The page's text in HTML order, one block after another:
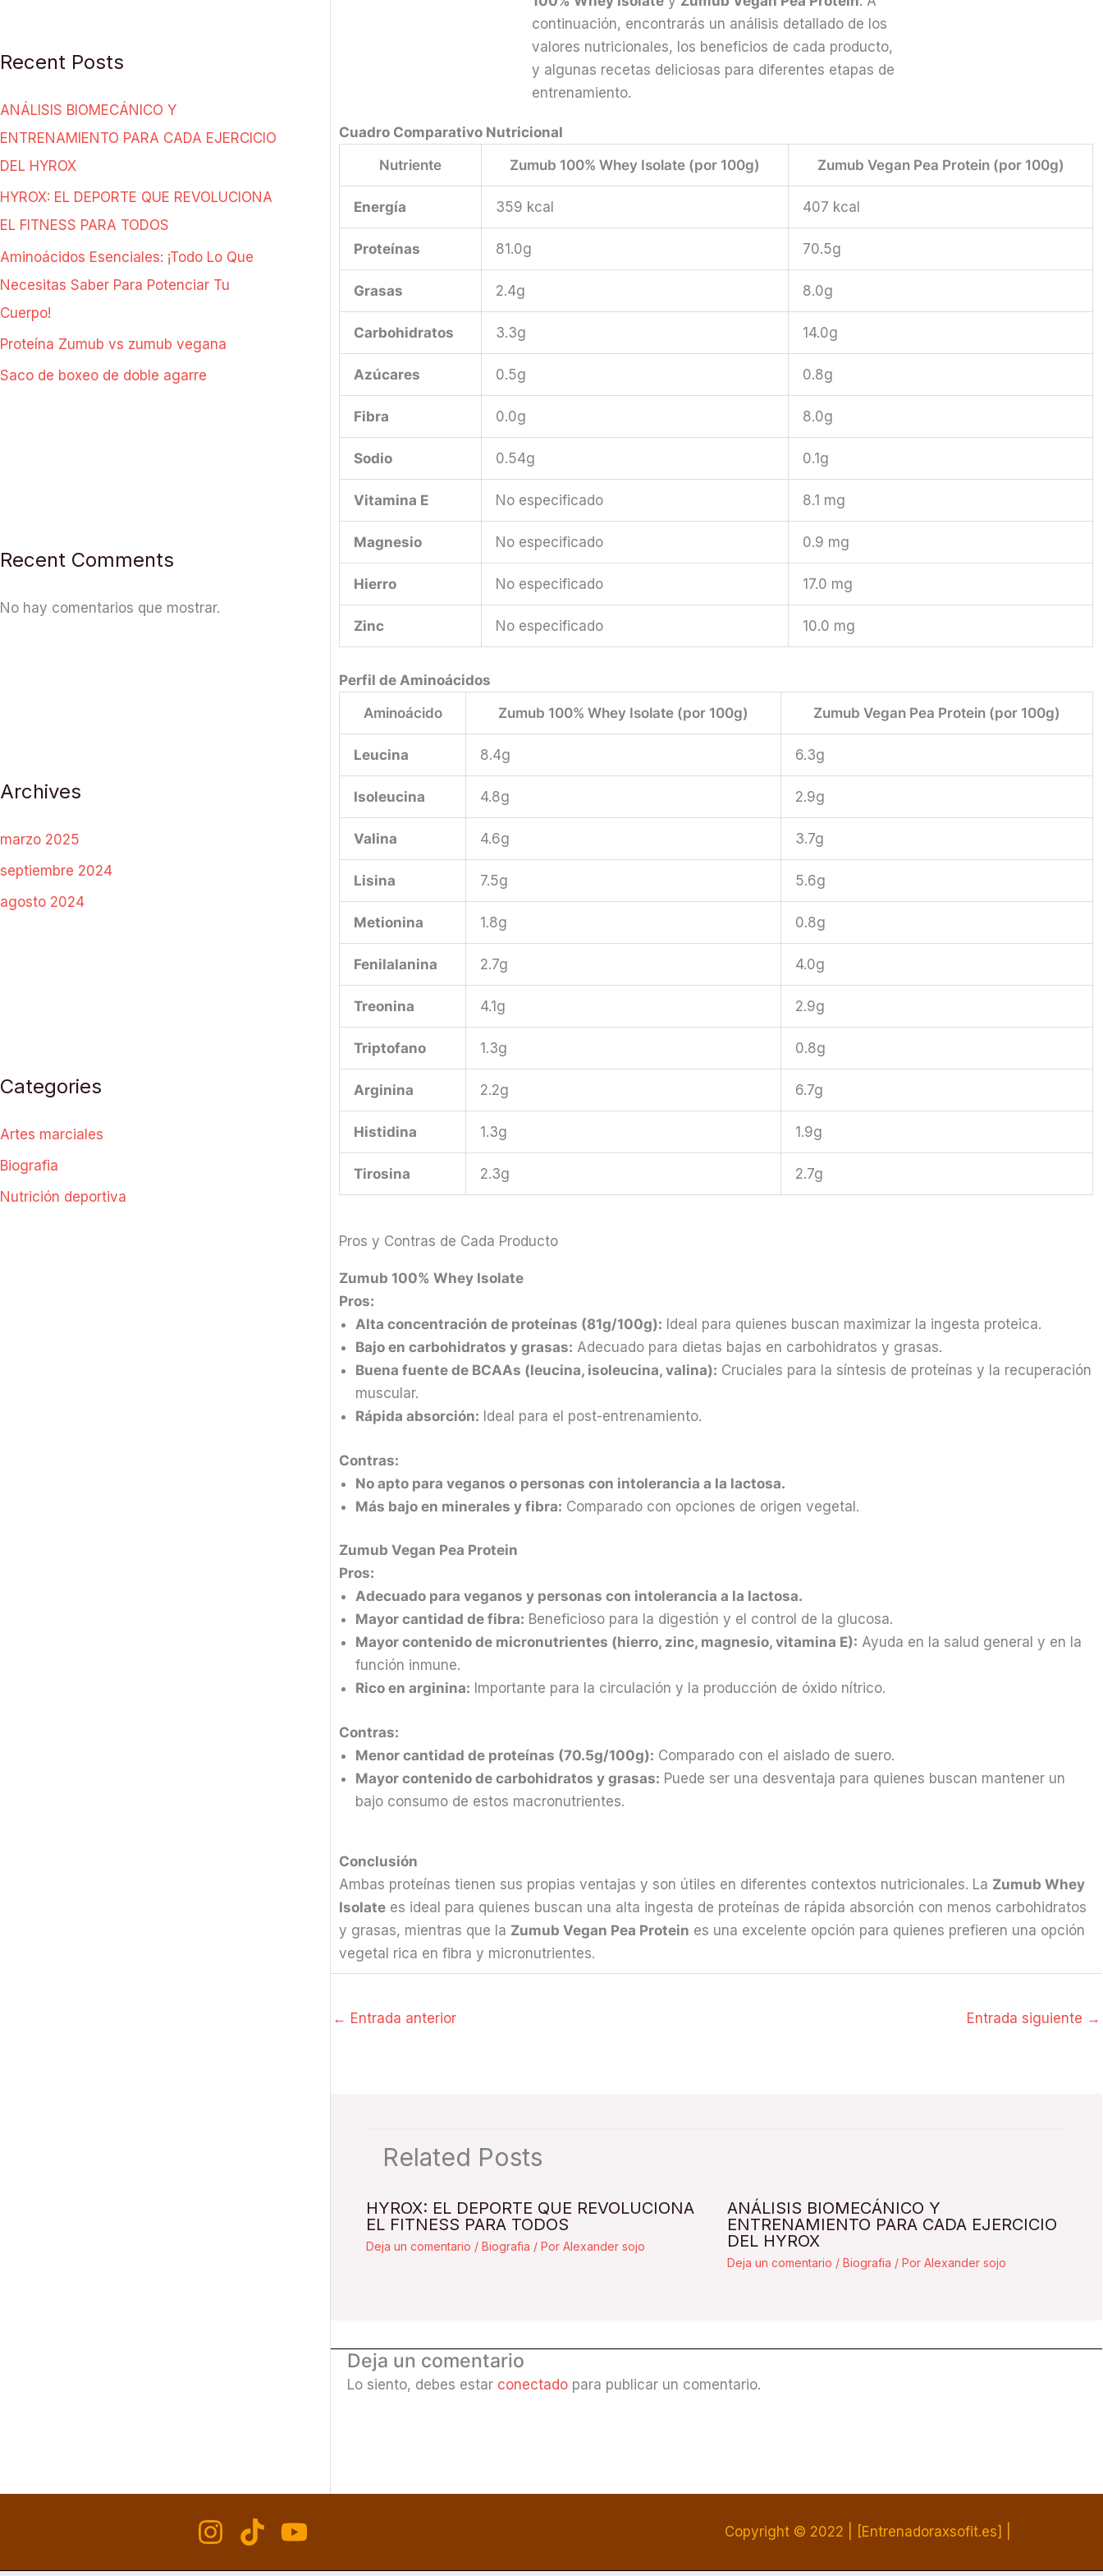
Recent Posts
ANÁLISIS BIOMECÁNICO Y
ENTRENAMIENTO PARA CADA EJERCICIO
DEL HYROX
HYROX: EL DEPORTE QUE REVOLUCIONA
EL FITNESS PARA TODOS
Aminoácidos Esenciales: ¡Todo Lo Que
Necesitas Saber Para Potenciar Tu
Cuerpo!
Proteína Zumub vs zumub vegana
Saco de boxeo de doble agarre
Recent Comments
No hay comentarios que mostrar.
Archives
marzo 2025
septiembre 2024
agosto 2024
Categories
Artes marciales
Biografia
Nutrición deportiva
continuación, encontrarás un análisis detallado de los
valores nutricionales, los beneficios de cada producto,
y algunas recetas deliciosas para diferentes etapas de
entrenamiento.
Cuadro Comparativo Nutricional
Nutriente
Zumub 100% Whey Isolate (por 100g) Zumub Vegan Pea Protein (por 100g)
Energía 359 kcal 407 kcal
Proteínas 81.0g 70.5g
Grasas 2.4g 8.0g
Carbohidratos 3.3g 14.0g
Azúcares 0.5g 0.8g
Fibra 0.0g 8.0g
Sodio 0.54g 0.1g
Vitamina E No especificado 8.1 mg
Magnesio No especificado 0.9 mg
Hierro No especificado 17.0 mg
Zinc No especificado 10.0 mg
Perfil de Aminoácidos
Aminoácido
Zumub 100% Whey Isolate (por 100g) Zumub Vegan Pea Protein (por 100g)
Leucina 8.4g 6.3g
Isoleucina 4.8g 2.9g
Valina 4.6g 3.7g
Lisina 7.5g 5.6g
Metionina 1.8g 0.8g
Fenilalanina 2.7g 4.0g
Treonina 4.1g 2.9g
Triptofano 1.3g 0.8g
Arginina 2.2g 6.7g
Histidina 1.3g 1.9g
Tirosina 2.3g 2.7g
Pros y Contras de Cada Producto
Zumub 100% Whey Isolate
Pros:
Alta concentración de proteínas (81g/100g): Ideal para quienes buscan maximizar la ingesta proteica.
Bajo en carbohidratos y grasas: Adecuado para dietas bajas en carbohidratos y grasas.
Buena fuente de BCAAs (leucina, isoleucina, valina): Cruciales para la síntesis de proteínas y la recuperación
muscular.
Rápida absorción: Ideal para el post-entrenamiento.
Contras:
No apto para veganos o personas con intolerancia a la lactosa.
Más bajo en minerales y fibra: Comparado con opciones de origen vegetal.
Zumub Vegan Pea Protein
Pros:
Adecuado para veganos y personas con intolerancia a la lactosa.
Mayor cantidad de fibra: Beneficioso para la digestión y el control de la glucosa.
Mayor contenido de micronutrientes (hierro, zinc, magnesio, vitamina E): Ayuda en la salud general y en la
función inmune.
Rico en arginina: Importante para la circulación y la producción de óxido nítrico.
Contras:
Menor cantidad de proteínas (70.5g/100g): Comparado con el aislado de suero.
Mayor contenido de carbohidratos y grasas: Puede ser una desventaja para quienes buscan mantener un
bajo consumo de estos macronutrientes.
Conclusión
Ambas proteínas tienen sus propias ventajas y son útiles en diferentes contextos nutricionales. La Zumub Whey
Isolate es ideal para quienes buscan una alta ingesta de proteínas de rápida absorción con menos carbohidratos
y grasas, mientras que la Zumub Vegan Pea Protein es una excelente opción para quienes prefieren una opción
vegetal rica en fibra y micronutrientes.
← Entrada anterior Entrada siguiente →
Related Posts
HYROX: EL DEPORTE QUE REVOLUCIONA
EL FITNESS PARA TODOS
Deja un comentario / Biografia / Por Alexander sojo
ANÁLISIS BIOMECÁNICO Y
ENTRENAMIENTO PARA CADA EJERCICIO
DEL HYROX
Deja un comentario / Biografia / Por Alexander sojo
Deja un comentario
Lo siento, debes estar conectado para publicar un comentario.
Copyright © 2022 | [Entrenadoraxsofit.es] |